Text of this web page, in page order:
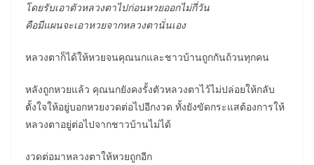
โดยรับเอาตัวหลวงตาไปก่อนหวยออกไม่กี่วัน
คือมีแผนจะเอาหวยจากหลวงตานั่นเอง
หลวงตาก็ได้ให้หวยจนคุณนกและชาวบ้านถูกกันถ้วนทุกคน
หลังถูกหวยแล้ว คุณนกยังคงรั้งตัวหลวงตาไว้ไม่ปล่อยให้กลับ
ตั้งใจให้อยู่บอกหวยงวดต่อไปอีกงวด ทั้งยังขัดกระแสต้องการให้
หลวงตาอยู่ต่อไปจากชาวบ้านไม่ได้
งวดต่อมาหลวงตาให้หวยถูกอีก